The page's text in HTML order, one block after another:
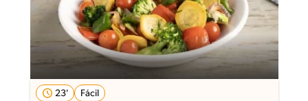
23' Fácil